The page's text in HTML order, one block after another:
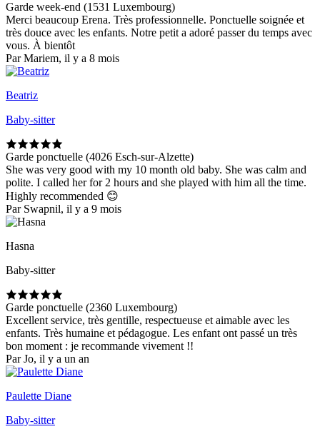
Garde week-end (1531 Luxembourg)
Merci beaucoup Erena. Très professionnelle. Ponctuelle soignée et
très douce avec les enfants. Notre petit a adoré passer du temps avec
vous. À bientôt
Par Mariem, il y a 8 mois
Beatriz
Baby-sitter
Garde ponctuelle (4026 Esch-sur-Alzette)
She was very good with my 10 month old baby. She was calm and
polite. I called her for 2 hours and she played with him all the time.
Highly recommended 😊
Par Swapnil, il y a 9 mois
Hasna
Baby-sitter
Garde ponctuelle (2360 Luxembourg)
Excellent service, très gentille, respectueuse et aimable avec les
enfants. Très humaine et pédagogue. Les enfant ont passé un très
bon moment : je recommande vivement !!
Par Jo, il y a un an
Paulette Diane
Baby-sitter